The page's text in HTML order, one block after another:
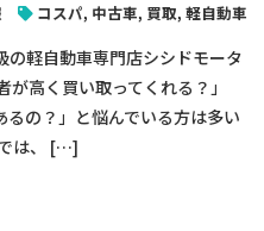
コスパ, 中古車, 買取, 軽自動車
の軽自動車専門店シシドモータ
高く買い取ってくれる？」
るの？」と悩んでいる方は多い
は、 […]